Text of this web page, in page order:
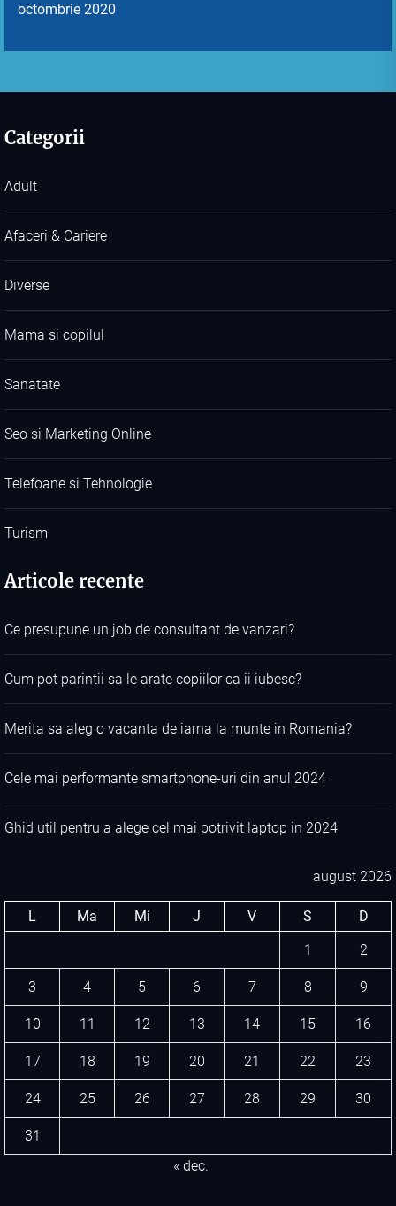
octombrie 2020
Categorii
Adult
Afaceri & Cariere
Diverse
Mama si copilul
Sanatate
Seo si Marketing Online
Telefoane si Tehnologie
Turism
Articole recente
Ce presupune un job de consultant de vanzari?
Cum pot parintii sa le arate copiilor ca ii iubesc?
Merita sa aleg o vacanta de iarna la munte in Romania?
Cele mai performante smartphone-uri din anul 2024
Ghid util pentru a alege cel mai potrivit laptop in 2024
august 2026
L Ma Mi J V S
D
1
2
3 4 5 6 7 8 9
10 11 12 13 14 15 16
17 18 19 20 21 22 23
24 25 26 27 28 29 30
31
« dec.